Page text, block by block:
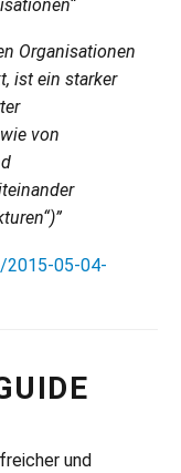
Organisationen
ist ein starker
von
2015-05-04-
und